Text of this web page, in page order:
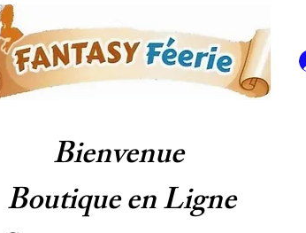
Bienvenue
Boutique en Ligne